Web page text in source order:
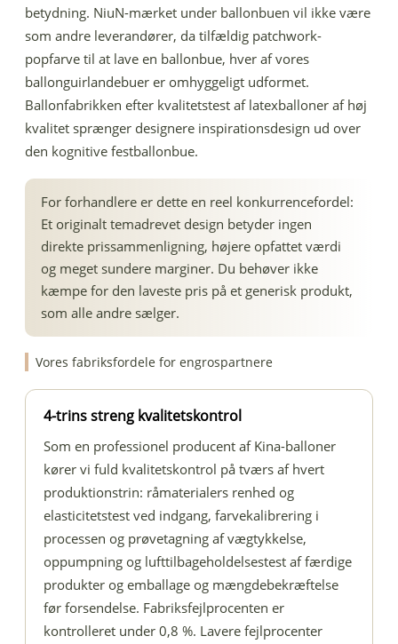
betydning. NiuN-mærket under ballonbuen vil ikke være
som andre leverandører, da tilfældig patchwork-
popfarve til at lave en ballonbue, hver af vores
ballonguirlandebuer er omhyggeligt udformet.
Ballonfabrikken efter kvalitetstest af latexballoner af høj
kvalitet sprænger designere inspirationsdesign ud over
den kognitive festballonbue.
For forhandlere er dette en reel konkurrencefordel:
Et originalt temadrevet design betyder ingen
direkte prissammenligning, højere opfattet værdi
og meget sundere marginer. Du behøver ikke
kæmpe for den laveste pris på et generisk produkt,
som alle andre sælger.
Vores fabriksfordele for engrospartnere
4-trins streng kvalitetskontrol
Som en professionel producent af Kina-balloner
kører vi fuld kvalitetskontrol på tværs af hvert
produktionstrin: råmaterialers renhed og
elasticitetstest ved indgang, farvekalibrering i
processen og prøvetagning af vægtykkelse,
oppumpning og lufttilbageholdelsestest af færdige
produkter og emballage og mængdebekræftelse
før forsendelse. Fabriksfejlprocenten er
kontrolleret under 0,8 %. Lavere fejlprocenter